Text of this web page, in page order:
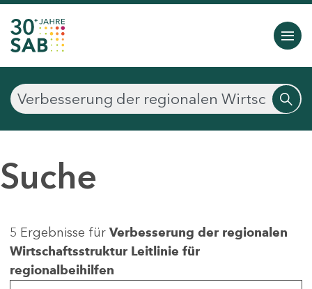
Suche
5 Ergebnisse für Verbesserung der regionalen
Wirtschaftsstruktur Leitlinie für
regionalbeihilfen